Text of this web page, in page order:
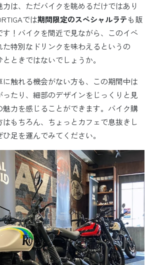
は、ただバイクを眺めるだけではあり
では期間限定のスペシャルラテも販
！バイクを間近で見ながら、このイベ
た特別なドリンクを味わえるというの
ときではないでしょうか。
触れる機会がない方も、この期間中は
たり、細部のデザインをじっくりと見
魅力を感じることができます。バイク購
もちろん、ちょっとカフェで息抜きし
足を運んでみてください。